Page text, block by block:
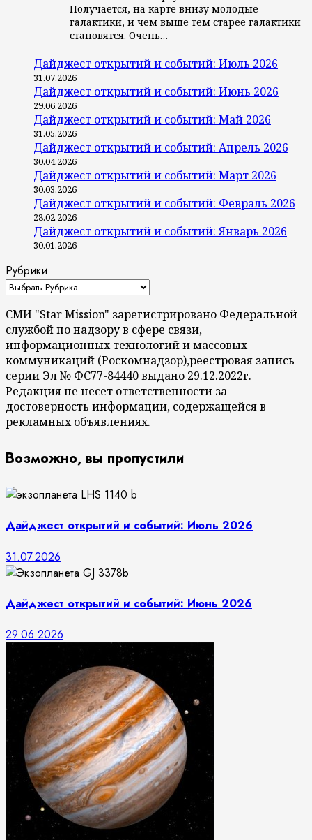
Получается, на карте внизу молодые
галактики, и чем выше тем старее галактики
становятся. Очень…
Дайджест открытий и событий: Июль 2026
31.07.2026
Дайджест открытий и событий: Июнь 2026
29.06.2026
Дайджест открытий и событий: Май 2026
31.05.2026
Дайджест открытий и событий: Апрель 2026
30.04.2026
Дайджест открытий и событий: Март 2026
30.03.2026
Дайджест открытий и событий: Февраль 2026
28.02.2026
Дайджест открытий и событий: Январь 2026
30.01.2026
Рубрики
СМИ "Star Mission" зарегистрировано Федеральной
службой по надзору в сфере связи,
информационных технологий и массовых
коммуникаций (Роскомнадзор),реестровая запись
серии Эл № ФС77-84440 выдано 29.12.2022г.
Редакция не несет ответственности за
достоверность информации, содержащейся в
рекламных объявлениях.
Возможно, вы пропустили
Дайджест открытий и событий: Июль 2026
31.07.2026
Дайджест открытий и событий: Июнь 2026
29.06.2026